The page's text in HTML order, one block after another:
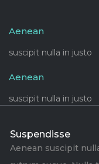
Aenean
suscipit nulla in justo
Aenean
suscipit nulla in justo
Suspendisse
Aenean suscipit